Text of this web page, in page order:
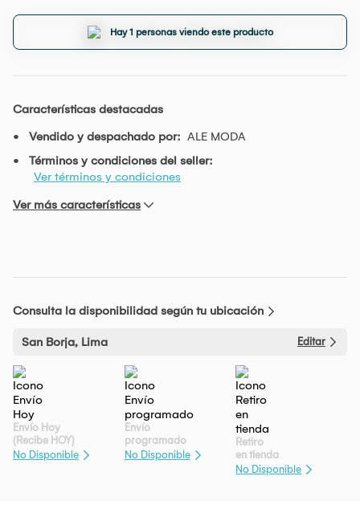
Hay 1 personas viendo este producto
Características destacadas
Vendido y despachado por: ALE MODA
Términos y condiciones del seller:
Ver términos y condiciones
Ver más características
Consulta la disponibilidad según tu ubicación
San Borja, Lima Editar
Envío Hoy
(Recibe HOY)
No Disponible
Envío
programado
No Disponible
Retiro
en tienda
No Disponible